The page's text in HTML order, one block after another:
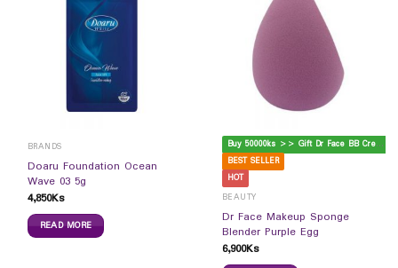
BRANDS
Doaru Foundation Ocean
Wave 03 5g
4,850Ks
READ MORE
B
uy 50000ks >> Gift Dr Face BB Cream
BEST SELLER
HOT
BEAUTY
Dr Face Makeup Sponge
Blender Purple Egg
6,900Ks